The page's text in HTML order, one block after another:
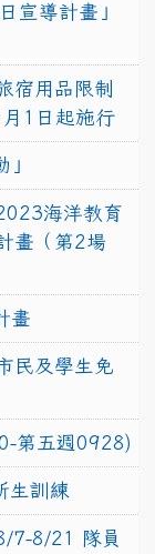
宣導計畫」
宿用品限制
1日起施行
海洋教育
畫（第2場
畫
民及學生免
第五週0928)
生訓練
7-8/21 隊員